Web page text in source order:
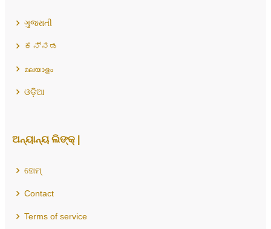
ગુજરાતી
ಕನ್ನಡ
മലയാളം
ଓଡ଼ିଆ
ଅନ୍ୟାନ୍ୟ ଲିଙ୍କ୍ |
ହୋମ୍
Contact
Terms of service